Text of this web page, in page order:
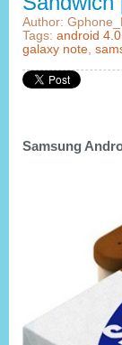
Author:
Tags: android 4.0
galaxy note,
Samsung